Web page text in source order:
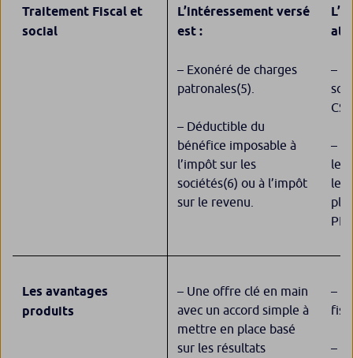
Traitement Fiscal et
social
L’intéressement versé
est :
– Exonéré de charges
patronales(5)
– Déductible du
bénéfice imposable à
l’impôt sur les
sociétés(6) ou à l’impôt
sur le revenu.
–
–
le
les
Les avantages
produits
– Une offre clé en main
avec un accord simple à
mettre en place basé
sur les résultats
–
–